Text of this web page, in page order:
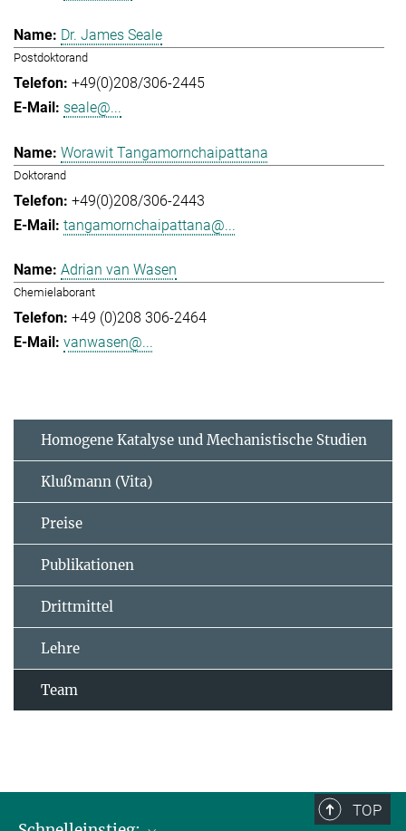
Dr. James Seale
Postdoktorand
+49(0)208/306-2445
seale@...
Worawit Tangamornchaipattana
Doktorand
+49(0)208/306-2443
tangamornchaipattana@...
Adrian van Wasen
Chemielaborant
+49 (0)208 306-2464
vanwasen@...
Homogene Katalyse und Mechanistische Studien
Klußmann (Vita)
Preise
Publikationen
Drittmittel
Lehre
Team
TOP